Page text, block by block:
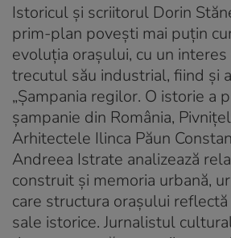
Istoricul și scriitorul Dorin
prim-plan povești mai puțin
evoluția orașului, cu un
trecutul său industrial, fiind și
„Șampania regilor. O istorie a
șampanie din România,
Arhitectele Ilinca Păun
Andreea Istrate analizează
construit și memoria urbană,
care structura orașului
sale istorice. Jurnalistul